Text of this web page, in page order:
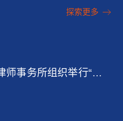
探索更多
师事务所组织举行“慈